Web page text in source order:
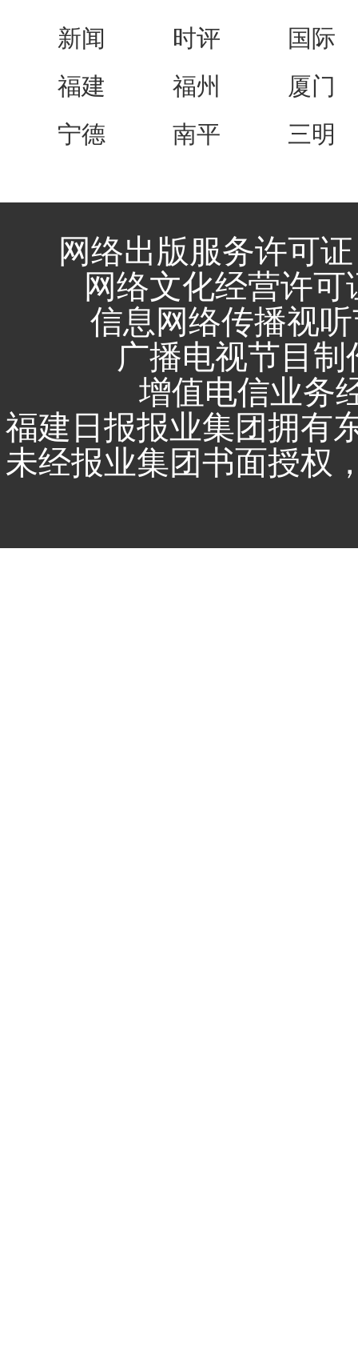
新闻 时评
国际
福建
福州
厦门
宁德
南平 三明
网络出版服务许可
网络文化经营许可
信息网络传播视
广播电视节目
增值电信业务
福建日报报业集团拥有
未经报业集团书面授权